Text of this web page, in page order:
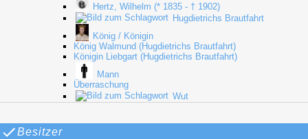
Hertz, Wilhelm (* 1835 - † 1902)
Hugdietrichs Brautfahrt
König / Königin
König Walmund (Hugdietrichs Brautfahrt)
Königin Liebgart (Hugdietrichs Brautfahrt)
Mann
Überraschung
Wut
Besitzer